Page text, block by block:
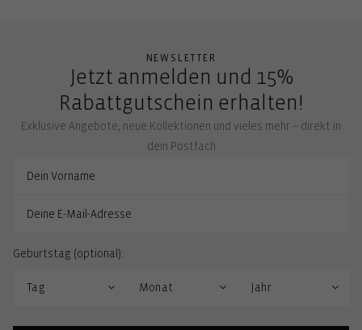
NEWSLETTER
Jetzt anmelden und 15%
Rabattgutschein erhalten!
Exklusive Angebote, neue Kollektionen und vieles mehr – direkt in
dein Postfach
Geburtstag (optional):